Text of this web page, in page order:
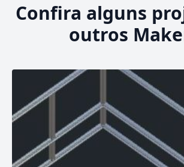
Confira alguns
outros